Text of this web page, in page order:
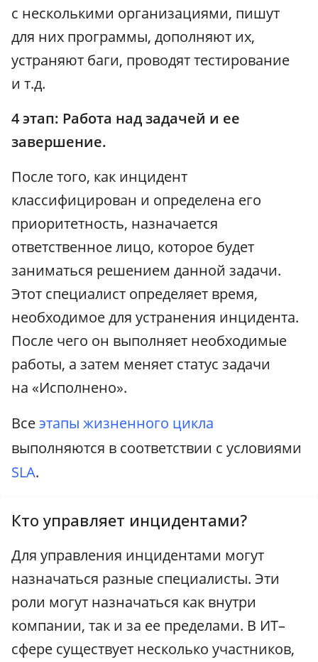
с несколькими организациями, пишут
для них программы, дополняют их,
устраняют баги, проводят тестирование
и т.д.
4 этап: Работа над задачей и ее
завершение.
После того, как инцидент
классифицирован и определена его
приоритетность, назначается
ответственное лицо, которое будет
заниматься решением данной задачи.
Этот специалист определяет время,
необходимое для устранения инцидента.
После чего он выполняет необходимые
работы, а затем меняет статус задачи
на «Исполнено».
Всеэтапы жизненного цикла
выполняются в соответствии с условиями
SLA.
Кто управляет инцидентами?
Для управления инцидентами могут
назначаться разные специалисты. Эти
роли могут назначаться как внутри
компании, так и за ее пределами. В ИТ–
сфере существует несколько участников,